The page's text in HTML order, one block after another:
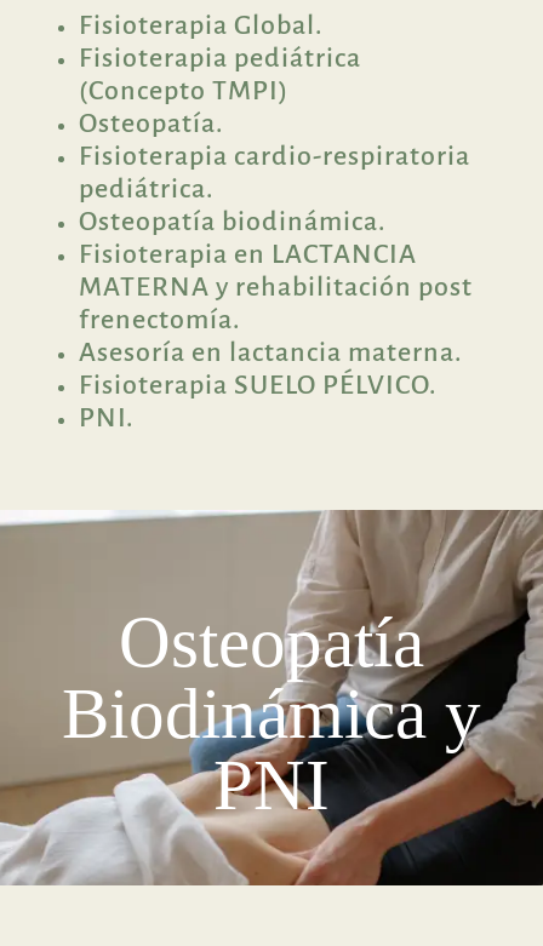
Fisioterapia Global.
Fisioterapia pediátrica
(Concepto TMPI)
Osteopatía.
Fisioterapia cardio-respiratoria
pediátrica.
Osteopatía biodinámica.
Fisioterapia en LACTANCIA
MATERNA y rehabilitación post
frenectomía.
Asesoría en lactancia materna.
Fisioterapia SUELO PÉLVICO.
PNI.
Osteopatía
Biodinámica y
PNI